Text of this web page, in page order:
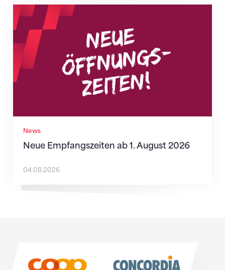
News
Neue Empfangszeiten ab 1. August 2026
Neue Empfangszeiten ab 1. August 2026
04.08.2026